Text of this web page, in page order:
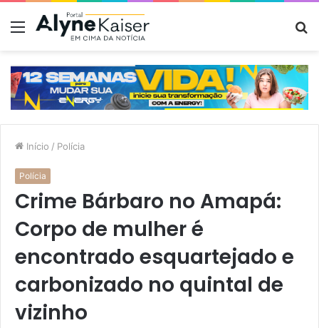
Menu
Início / Polícia
Polícia
Crime Bárbaro no Amapá:
Corpo de mulher é
encontrado esquartejado e
carbonizado no quintal de
vizinho